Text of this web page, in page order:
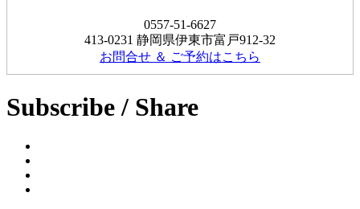
0557-51-6627
413-0231 静岡県伊東市富戸912-32
お問合せ ＆ ご予約はこちら
Subscribe / Share